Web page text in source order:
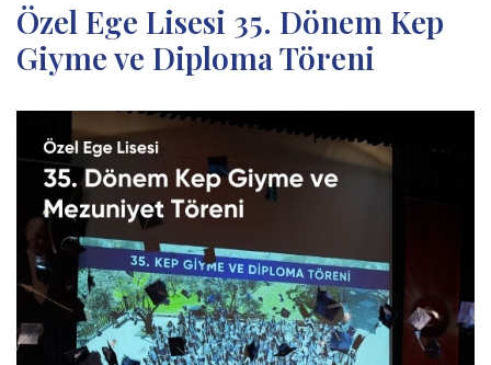
Özel Ege Lisesi 35. Dönem Kep
Giyme ve Diploma Töreni